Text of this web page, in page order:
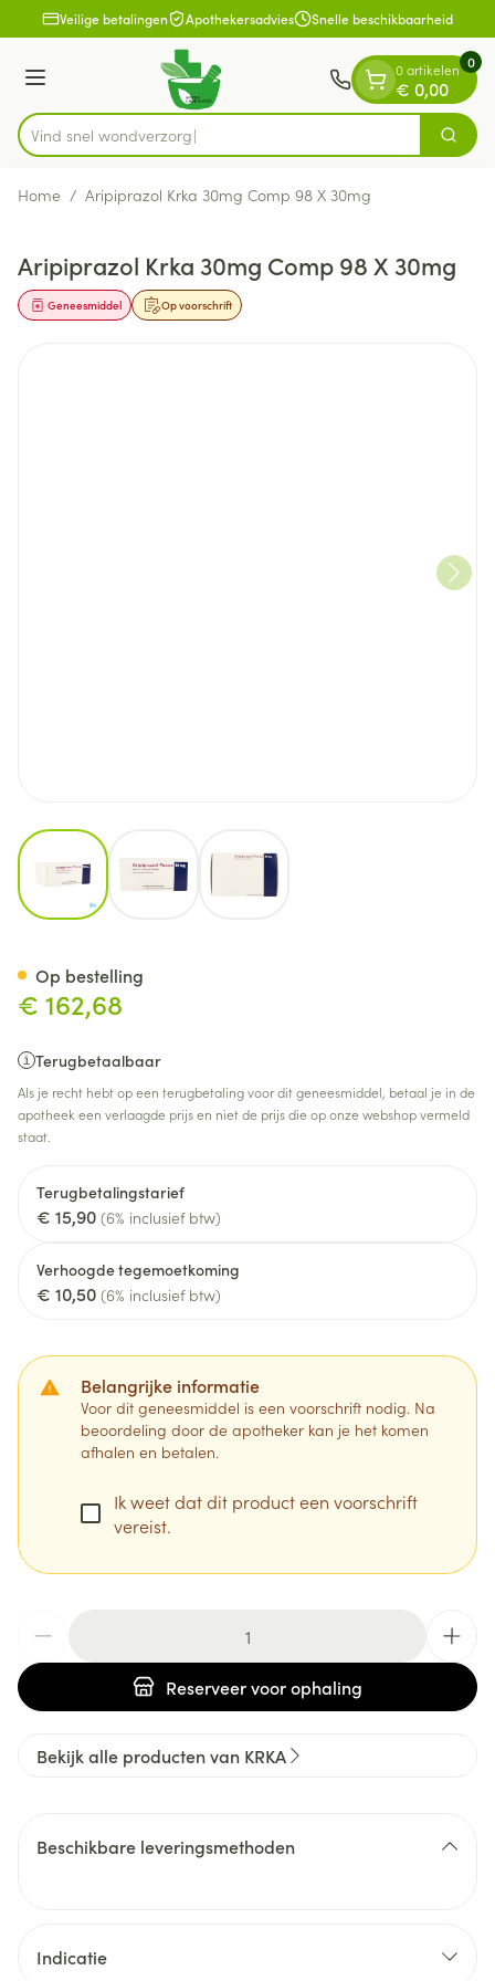
Ga naar de inhoud
1 van 1Veilige betalingen Apothekersadvies Snelle beschikbaarheid
Menu
Product, merk, categorie...
Vind snel won Zoek
0 artikelen
€ 0,00
0
Home / Aripiprazol Krka 30mg Comp 98 X 30mg
Aripiprazol Krka 30mg Comp 98 X 30mg
Op voorschrift
Geneesmiddel
View larger image
€ 162,68
Terugbetaalbaar
Als je recht hebt op een terugbetaling voor dit geneesmiddel, betaal je in de
apotheek een verlaagde prijs en niet de prijs die op onze webshop vermeld
staat.
Terugbetalingstarief
€ 15,90 (6% inclusief btw)
Verhoogde tegemoetkoming
€ 10,50 (6% inclusief btw)
Belangrijke informatie
Voor dit geneesmiddel is een voorschrift nodig. Na
beoordeling door de apotheker kan je het komen
afhalen en betalen.
Ik weet dat dit product een voorschrift
vereist.
Reserveervoor ophaling
Op bestelling
Bekijk alle producten van KRKA
Beschikbare leveringsmethoden
Indicatie